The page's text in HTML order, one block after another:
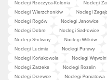
Noclegi Rzeczyca-Kolonia
Noclegi
Noclegi Wierzchoniów
Noclegi
Noclegi Rogów
Noclegi Janowice
Noclegi Dobre
Noclegi Sadłowice
Noclegi Słotwiny
Noclegi Wilków
Noclegi Lucimia
Noclegi Puławy
Noclegi Końskowola
Noclegi
Noclegi Zarzeka
Noclegi Rozalin
Noclegi Drzewce
Noclegi Poniatowa